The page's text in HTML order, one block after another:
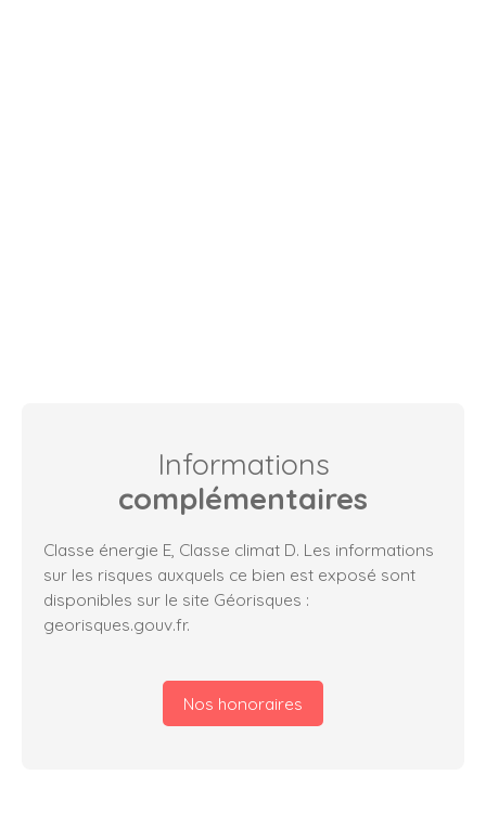
Informations
complémentaires
Classe énergie E, Classe climat D. Les informations
sur les risques auxquels ce bien est exposé sont
disponibles sur le site Géorisques :
georisques.gouv.fr.
Nos honoraires